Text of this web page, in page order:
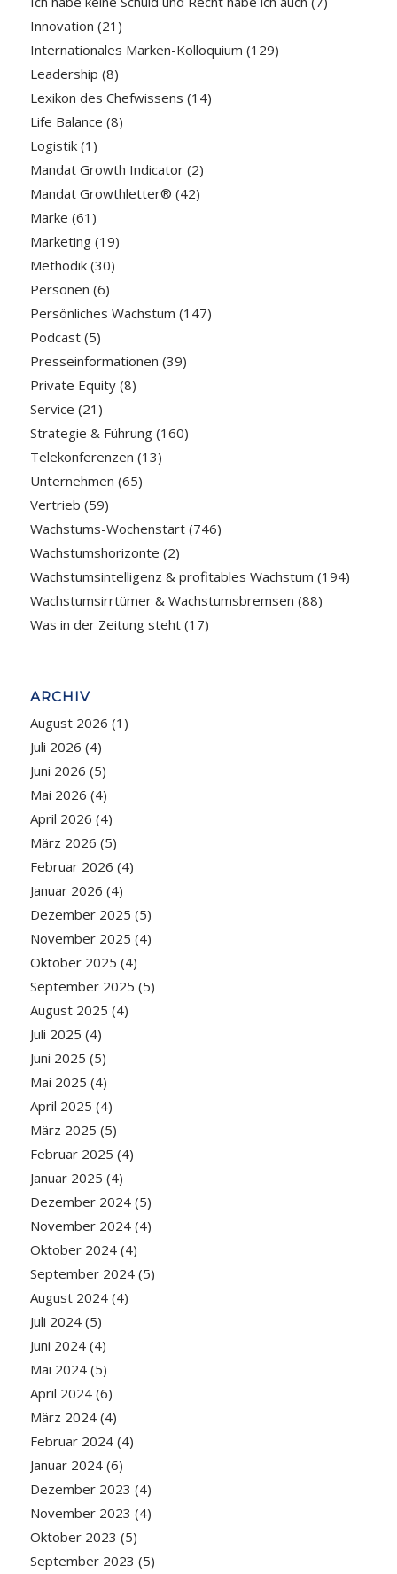
Innovation (21)
Internationales Marken-Kolloquium (129)
Leadership (8)
Lexikon des Chefwissens (14)
Life Balance (8)
Logistik(1)
Mandat Growth Indicator(2)
Mandat Growthletter® (42)
Marke (61)
Marketing(19)
Methodik(30)
Personen (6)
Persönliches Wachstum (147)
Podcast(5)
Presseinformationen (39)
Private Equity(8)
Service (21)
Strategie & Führung(160)
Telekonferenzen (13)
Unternehmen (65)
Vertrieb (59)
Wachstums-Wochenstart(746)
Wachstumshorizonte (2)
Wachstumsintelligenz & profitables Wachstum (194)
Wachstumsirrtümer & Wachstumsbremsen (88)
Was in der Zeitung steht(17)
ARCHIV
August 2026 (1)
Juli 2026 (4)
Juni 2026 (5)
Mai 2026 (4)
April 2026 (4)
März 2026 (5)
Februar 2026 (4)
Januar 2026 (4)
Dezember 2025 (5)
November 2025 (4)
Oktober 2025 (4)
September 2025 (5)
August 2025 (4)
Juli 2025 (4)
Juni 2025 (5)
Mai 2025 (4)
April 2025 (4)
März 2025 (5)
Februar 2025 (4)
Januar 2025 (4)
Dezember 2024(5)
November 2024(4)
Oktober 2024(4)
September 2024(5)
August 2024(4)
Juli 2024(5)
Juni 2024(4)
Mai 2024(5)
April 2024(6)
März 2024(4)
Februar 2024(4)
Januar 2024(6)
Dezember 2023 (4)
November 2023 (4)
Oktober 2023 (5)
September 2023 (5)